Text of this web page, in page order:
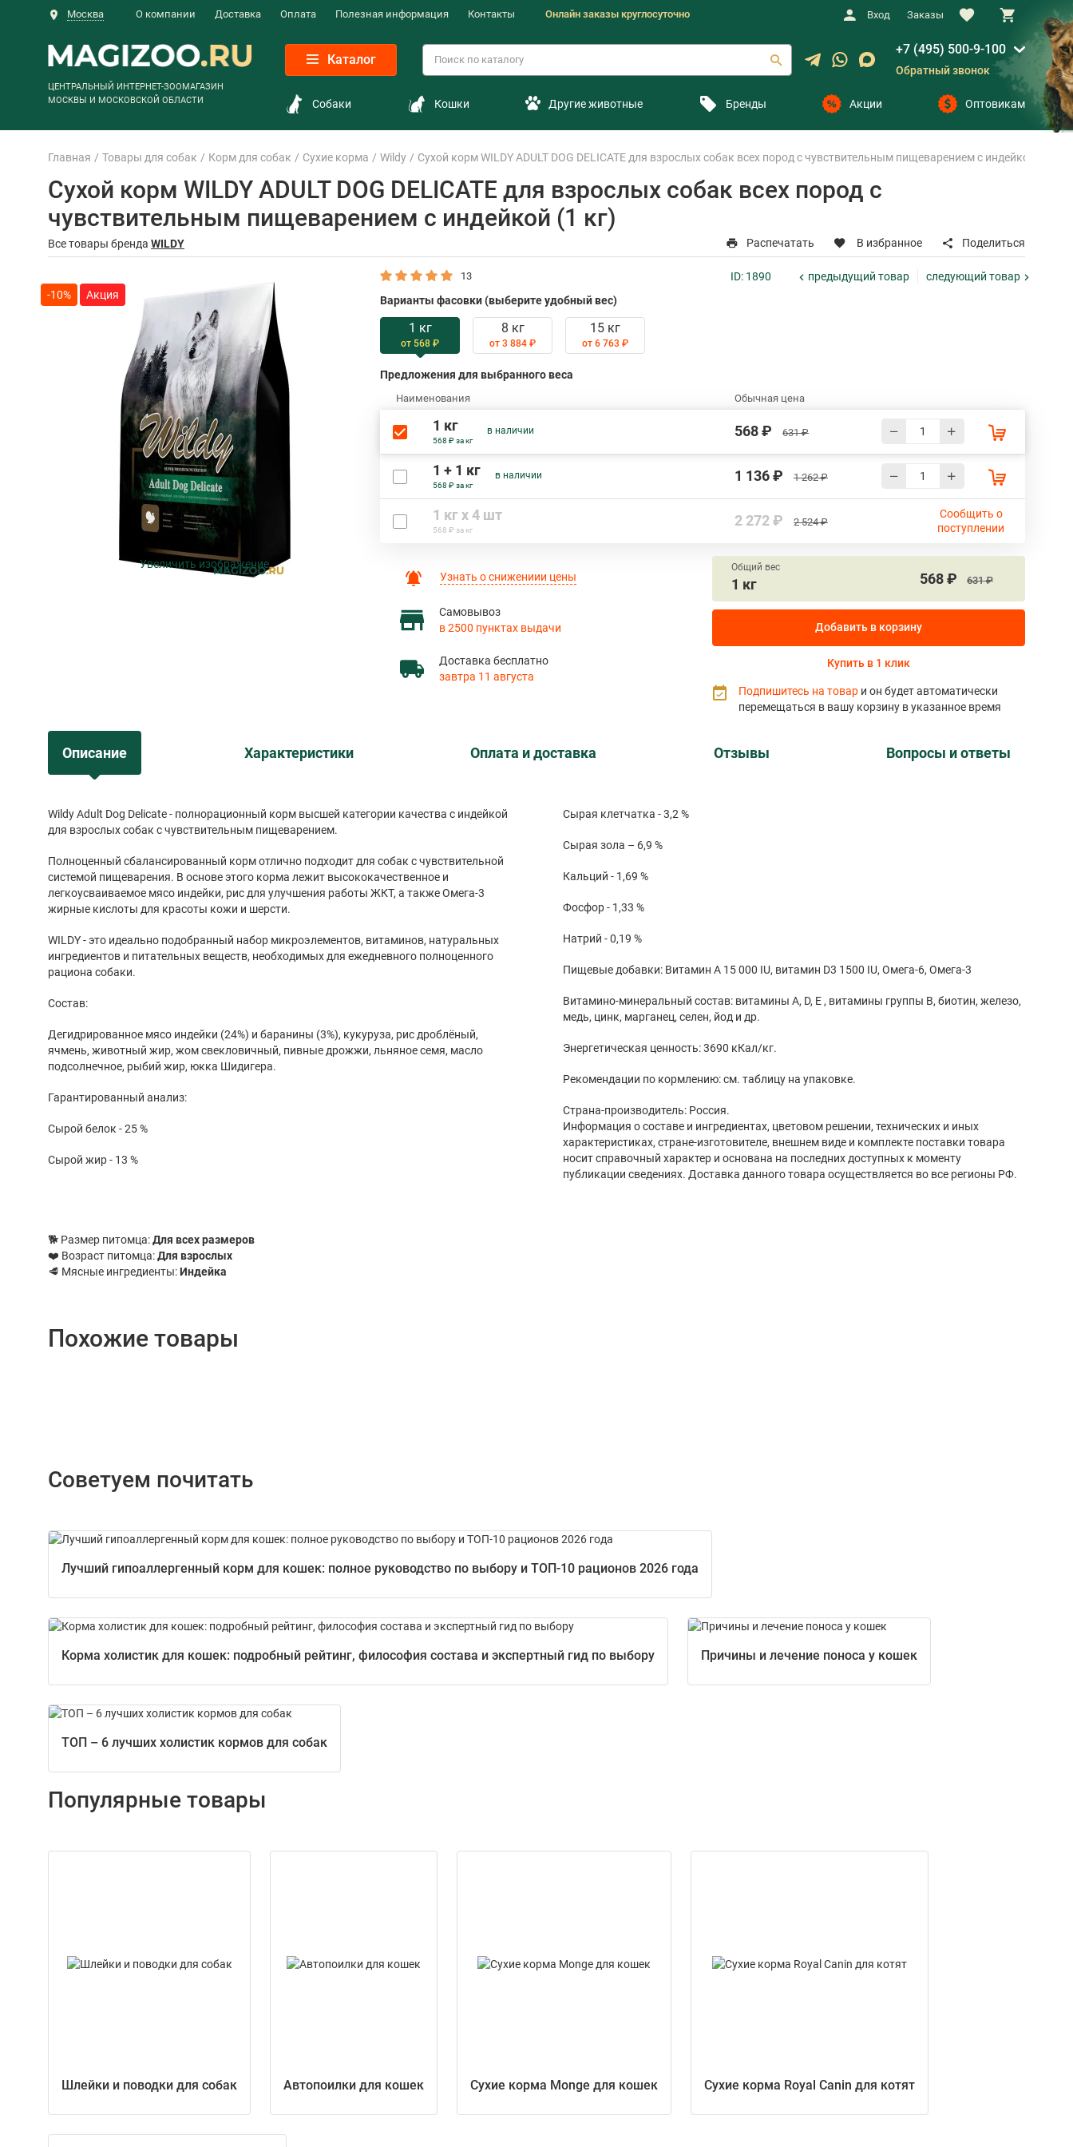
Москва О компании Доставка Оплата Полезная информация Контакты Онлайн заказы круглосуточно Вход Заказы
ЦЕНТРАЛЬНЫЙ ИНТЕРНЕТ-ЗООМАГАЗИН
МОСКВЫ И МОСКОВСКОЙ ОБЛАСТИ
Каталог
+7 (495) 500-9-100
Обратный звонок
Собаки Кошки Другие животные Бренды Акции Оптовикам
Главная Товары для собак Корм для собак Сухие корма Wildy Сухой корм WILDY ADULT DOG DELICATE для взрослых собак всех пород с чувствительным пищеварением с индейкой (1 кг)
Сухой корм WILDY ADULT DOG DELICATE для взрослых собак всех пород с
чувствительным пищеварением с индейкой (1 кг)
Все товары бренда WILDY Распечатать В избранное Поделиться
-10%
Увеличить изображение
13 ID: 1890 предыдущий товар следующий товар
Варианты фасовки (выберите удобный вес)
1 кг
от 568 ₽
8 кг
от 3 884 ₽
15 кг
от 6 763 ₽
Предложения для выбранного веса
Наименования Обычная цена
1 кг
568 ₽ за кг
в наличии 568 ₽ 631 ₽
1 + 1 кг
568 ₽ за кг
в наличии 1 136 ₽ 1 262 ₽
1 кг х 4 шт
568 ₽ за кг
2 272 ₽ 2 524 ₽
Сообщить о
поступлении
Узнать о снижениии цены
Самовывоз
в 2500 пунктах выдачи
Доставка бесплатно
завтра 11 августа
Общий вес
1 кг 568 ₽ 631 ₽
Добавить в корзину
Купить в 1 клик
Подпишитесь на товар и он будет автоматически
перемещаться в вашу корзину в указанное время
Описание Характеристики Оплата и доставка Отзывы Вопросы и ответы
Wildy Adult Dog Delicate - полнорационный корм высшей категории качества с индейкой
для взрослых собак с чувствительным пищеварением.
Полноценный сбалансированный корм отлично подходит для собак с чувствительной
системой пищеварения. В основе этого корма лежит высококачественное и
легкоусваиваемое мясо индейки, рис для улучшения работы ЖКТ, а также Омега-3
жирные кислоты для красоты кожи и шерсти.
WILDY - это идеально подобранный набор микроэлементов, витаминов, натуральных
ингредиентов и питательных веществ, необходимых для ежедневного полноценного
рациона собаки.
Состав:
Дегидрированное мясо индейки (24%) и баранины (3%), кукуруза, рис дроблёный,
ячмень, животный жир, жом свекловичный, пивные дрожжи, льняное семя, масло
подсолнечное, рыбий жир, юкка Шидигера.
Гарантированный анализ:
Сырой белок - 25 %
Сырой жир - 13 %
Сырая клетчатка - 3,2 %
Сырая зола – 6,9 %
Кальций - 1,69 %
Фосфор - 1,33 %
Натрий - 0,19 %
Пищевые добавки: Витамин А 15 000 IU, витамин D3 1500 IU, Омега-6, Омега-3
Витамино-минеральный состав: витамины А, D, Е , витамины группы В, биотин, железо,
медь, цинк, марганец, селен, йод и др.
Энергетическая ценность: 3690 кКал/кг.
Рекомендации по кормлению: см. таблицу на упаковке.
Страна-производитель: Россия.
Информация о составе и ингредиентах, цветовом решении, технических и иных
характеристиках, стране-изготовителе, внешнем виде и комплекте поставки товара
носит справочный характер и основана на последних доступных к моменту
публикации сведениях. Доставка данного товара осуществляется во все регионы РФ.
🐕 Размер питомца:Для всех размеров
❤️ Возраст питомца:Для взрослых
🥩 Мясные ингредиенты:Индейка
Похожие товары
Советуем почитать
Лучший гипоаллергенный корм для кошек: полное руководство по выбору и ТОП-10 рационов 2026 года
Корма холистик для кошек: подробный рейтинг, философия состава и экспертный гид по выбору Причины и лечение поноса у кошек
ТОП – 6 лучших холистик кормов для собак
Популярные товары
Шлейки и поводки для собак Автопоилки для кошек Сухие корма Monge для кошек Сухие корма Royal Canin для котят